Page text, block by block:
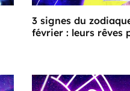
3 signes du
février : leurs rêves